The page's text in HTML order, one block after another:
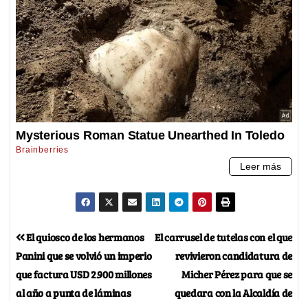
El carrusel de tutelas con el que
revivieron candidatura de
Micher Pérez para que se
quedara con la Alcaldía de
El quiosco de los hermanos
Panini que se volvió un imperio
que factura USD 2.900 millones
al año a punta de láminas